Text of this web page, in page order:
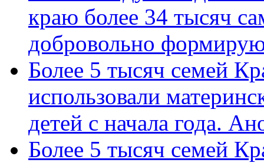
краю более 34 тысяч
добровольно
Более 5 тысяч семей
использовали
детей с начала года.
Более 5 тысяч семей